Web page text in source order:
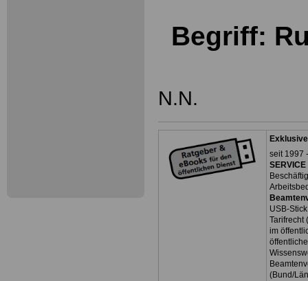
Begriff:
N.N.
seit 1997
USB-
Tarifrecht
im
(Bund/